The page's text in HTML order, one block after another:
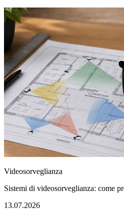
Videosorveglianza
Sistemi di videosorveglianza: come
13.07.2026